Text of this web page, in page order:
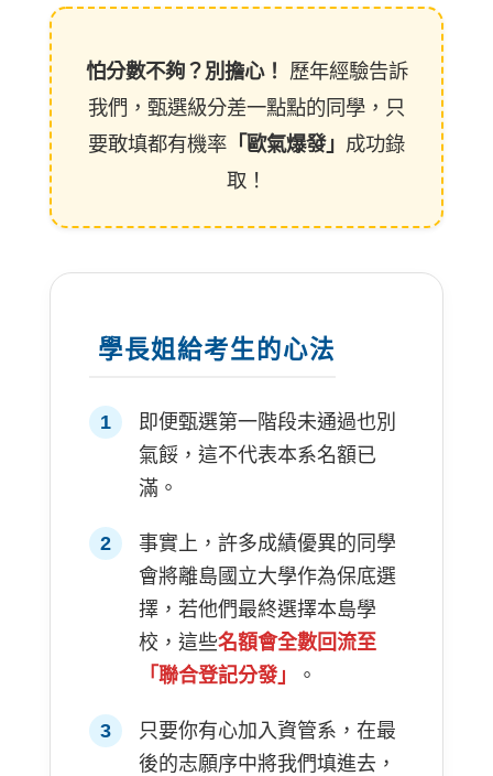
怕分數不夠？別擔心！
歷年經驗告訴
我們，甄選級分差一點點的同學，只
要敢填都有機率 「歐氣爆發」 成功錄
取！
學長姐給考生的心法
1
即便甄選第一階段未通過也別
氣餒，這不代表本系名額已
滿。
2
事實上，許多成績優異的同學
會將離島國立大學作為保底選
擇，若他們最終選擇本島學
校，這些名額會全數回流至
「聯合登記分發」
。
3
只要你有心加入資管系，在最
後的志願序中將我們填進去，